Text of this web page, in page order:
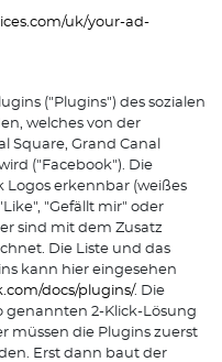
uk/your-ad-
("Plugins") des sozialen
welches von der
Square, Grand Canal
("Facebook"). Die
Logos erkennbar (weißes
"Gefällt mir" oder
sind mit dem Zusatz
Die Liste und das
kann hier eingesehen
docs/plugins/. Die
genannten 2-Klick-Lösung
müssen die Plugins zuerst
Erst dann baut der